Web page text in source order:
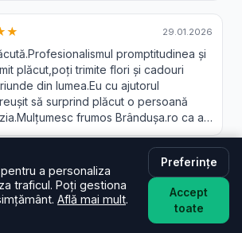
29.01.2026
promptitudinea și
plăcut,poți trimite flori și cadouri
din lumea.Eu cu ajutorul
să surprind plăcut o persoană
frumos Brândușa.ro ca a-
lucru.Recomand 😘❤️
11.01.2026
rapida❤️
a personaliza
traficul. Poți gestiona
Află mai mult.
Preferințe
Accept
toate